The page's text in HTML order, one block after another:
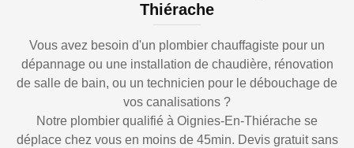
Thiérache
Vous avez besoin d'un plombier chauffagiste pour un
dépannage ou une installation de chaudière, rénovation
de salle de bain, ou un technicien pour le débouchage de
vos canalisations ?
Notre plombier qualifié à Oignies-En-Thiérache se
déplace chez vous en moins de 45min. Devis gratuit sans